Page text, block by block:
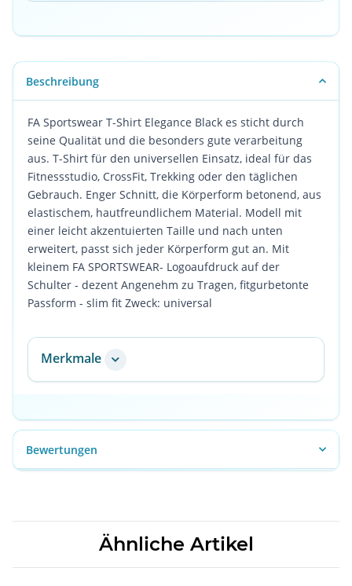
Beschreibung
FA Sportswear T-Shirt Elegance Black es sticht durch
seine Qualität und die besonders gute verarbeitung
aus. T-Shirt für den universellen Einsatz, ideal für das
Fitnessstudio, CrossFit, Trekking oder den täglichen
Gebrauch. Enger Schnitt, die Körperform betonend, aus
elastischem, hautfreundlichem Material. Modell mit
einer leicht akzentuierten Taille und nach unten
erweitert, passt sich jeder Körperform gut an. Mit
kleinem FA SPORTSWEAR- Logoaufdruck auf der
Schulter - dezent Angenehm zu Tragen, fitgurbetonte
Passform - slim fit Zweck: universal
Merkmale
Bewertungen
Ähnliche Artikel